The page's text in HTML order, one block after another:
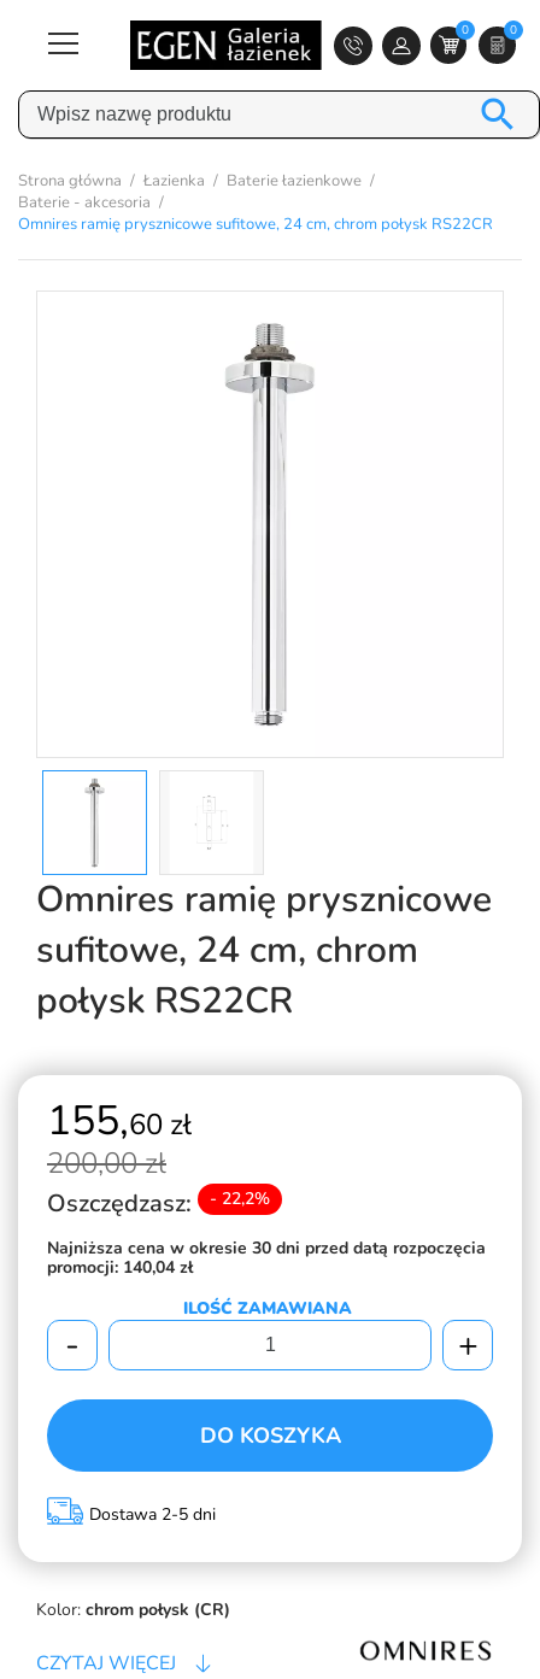
0 0

Strona główna Łazienka
Baterie łazienkowe
Baterie - akcesoria
Omnires ramię prysznicowe sufitowe, 24 cm, chrom połysk RS22CR
Omnires ramię prysznicowe
sufitowe, 24 cm, chrom
połysk RS22CR
Kolor: chrom połysk (CR)
CZYTAJ WIĘCEJ
155,60 zł
200,00 zł
Oszczędzasz: - 22,2%
Najniższa cena w okresie 30 dni przed datą rozpoczęcia
promocji: 140,04 zł
ILOŚĆ ZAMAWIANA
- +
DO KOSZYKA
Dostawa 2-5 dni